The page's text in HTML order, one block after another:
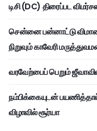
டிசி (DC) திரைப்பட
சென்னை பன்னாட்டு விமான
நிறுவும் காவேரி
வரவேற்பைப் பெறும்
நம்பிக்கையுடன்
விழாவில் சூர்யா